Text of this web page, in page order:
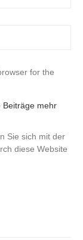
for the
Beiträge mehr
Sie sich mit der
diese Website